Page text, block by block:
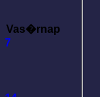
Vas�rnap
7